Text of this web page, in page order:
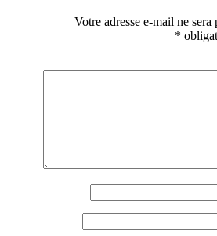
Votre adresse e-mail ne sera
*